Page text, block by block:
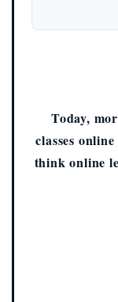
Today,
classes
think online